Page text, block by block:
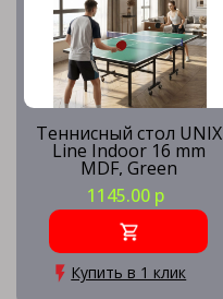
Теннисный стол UNIX
Line Indoor 16 mm
MDF, Green
1145.00 р
Купить в 1 клик